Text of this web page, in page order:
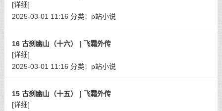
[详细]
2025-03-01 11:16 分类： p站小说
16 古刹幽山（十六） | 飞霜外传
[详细]
2025-03-01 11:16 分类： p站小说
15 古刹幽山（十五） | 飞霜外传
[详细]